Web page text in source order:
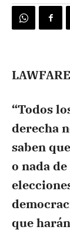
LAWFARE
“Todos
derecha
saben
o nada
que